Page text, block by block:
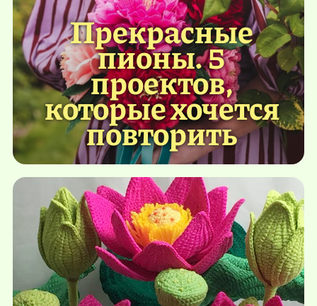
Прекрасные
пионы. 5
проектов,
которые хочется
повторить